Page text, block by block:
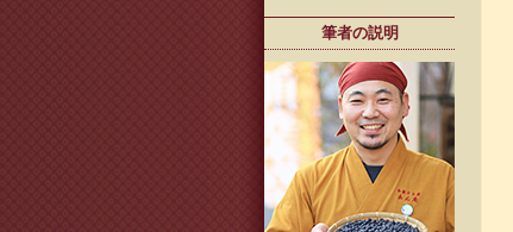
筆者の説明